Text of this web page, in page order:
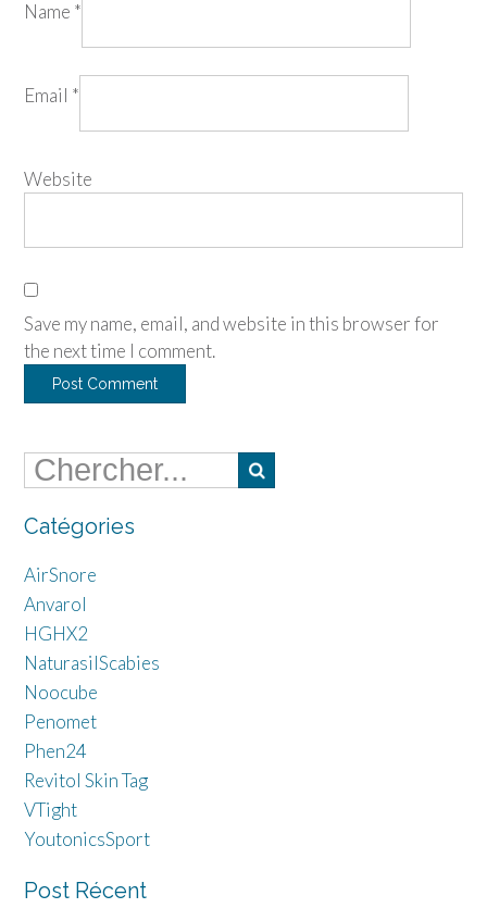
Name *
Email *
Website
Save my name, email, and website in this browser for
the next time I comment.
Catégories
AirSnore
Anvarol
HGHX2
NaturasilScabies
Noocube
Penomet
Phen24
Revitol Skin Tag
VTight
YoutonicsSport
Post Récent